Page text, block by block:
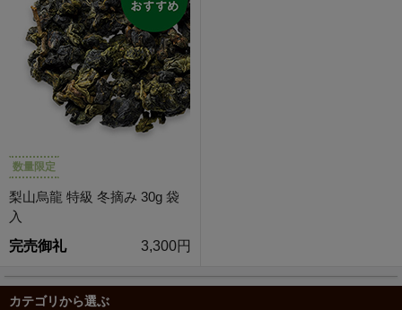
数量限定
梨山烏龍 特級 冬摘み 30g 袋
入
完売御礼
3,300円
カテゴリから選ぶ